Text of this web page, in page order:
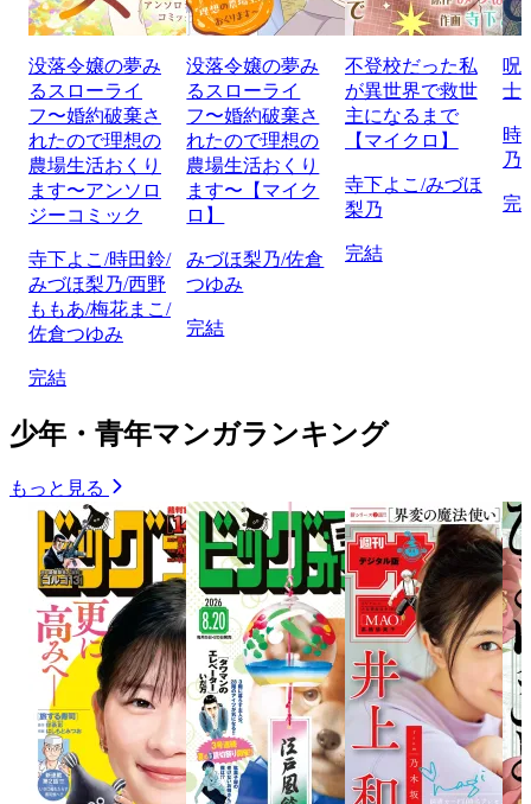
没落令嬢の夢み
るスローライ
フ〜婚約破棄さ
れたので理想の
農場生活おくり
ます〜アンソロ
ジーコミック
寺下よこ/時田鈴/
みづほ梨乃/西野
ももあ/梅花まこ/
佐倉つゆみ
完結
没落令嬢の夢み
るスローライ
フ〜婚約破棄さ
れたので理想の
農場生活おくり
ます〜【マイク
ロ】
みづほ梨乃/佐倉
つゆみ
完結
不登校だった私
が異世界で救世
主になるまで
【マイクロ】
寺下よこ/みづほ
梨乃
完結
呪
士
時
乃
完
少年・青年マンガランキング
もっと見る